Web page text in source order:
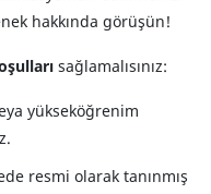
hakkında görüşün!
sağlamalısınız:
yükseköğrenim
resmi olarak tanınmış